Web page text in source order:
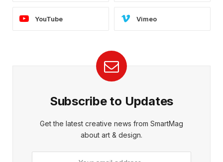
YouTube Vimeo
Subscribe to Updates
Get the latest creative news from SmartMag
about art & design.